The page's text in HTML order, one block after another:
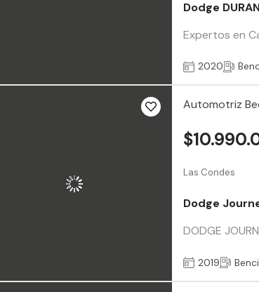
Dodge
Expertos en
2020
Automotriz
Las Condes
Dodge
DODGE
2019